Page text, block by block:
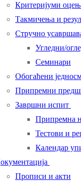
Критеријуми
Такмичења и
Стручно
Угледни/
Семинари
Обогаћени
Припремни
Завршни испит
Припремна
Тестови и
Календар
Прописи и акти